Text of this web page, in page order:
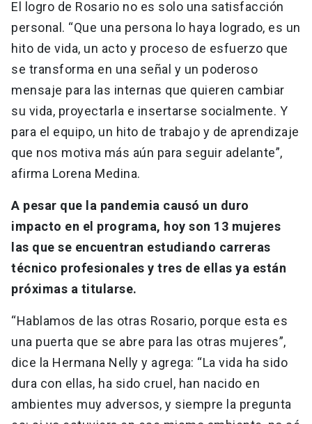
El logro de Rosario no es solo una satisfacción
personal. “Que una persona lo haya logrado, es un
hito de vida, un acto y proceso de esfuerzo que
se transforma en una señal y un poderoso
mensaje para las internas que quieren cambiar
su vida, proyectarla e insertarse socialmente. Y
para el equipo, un hito de trabajo y de aprendizaje
que nos motiva más aún para seguir adelante”,
afirma Lorena Medina.
A pesar que la pandemia causó un duro
impacto en el programa, hoy son 13 mujeres
las que se encuentran estudiando carreras
técnico profesionales y tres de ellas ya están
próximas a titularse.
“Hablamos de las otras Rosario, porque esta es
una puerta que se abre para las otras mujeres”,
dice la Hermana Nelly y agrega: “La vida ha sido
dura con ellas, ha sido cruel, han nacido en
ambientes muy adversos, y siempre la pregunta